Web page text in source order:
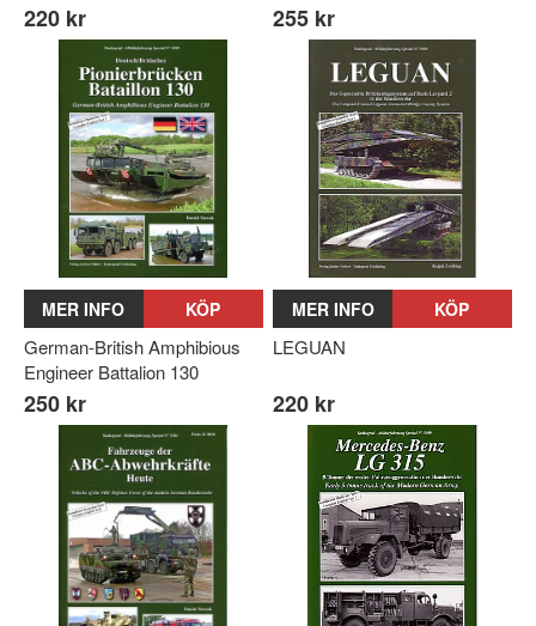
220 kr 255 kr
MER INFO KÖP
German-British Amphibious
Engineer Battalion 130
250 kr
MER INFO KÖP
LEGUAN
220 kr